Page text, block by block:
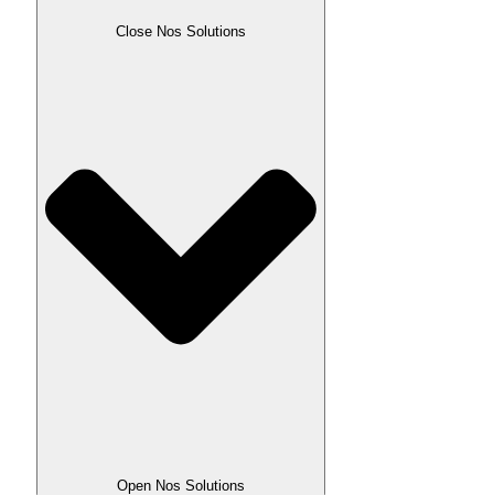
Close Nos Solutions
Open Nos Solutions